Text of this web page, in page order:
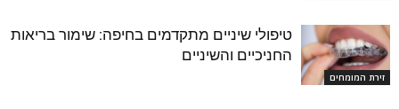
זירת המומחים
טיפולי שיניים מתקדמים בחיפה: שימור בריאות
החניכיים והשיניים